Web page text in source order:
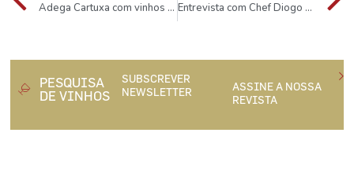
Adega Cartuxa com vinhos e azeites à distância de um clique Entrevista com Chef Diogo Rocha: A estrela Michelin e o novo livro
PESQUISA
DE VINHOS
SUBSCREVER
NEWSLETTER
ASSINE A NOSSA
REVISTA